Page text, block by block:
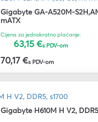
Gigabyte GA-A520M-
mATX
Cijena za jednokratno plaćanje:
63,15 €s PDV-om
70,17 €s PDV-om
Gigabyte H610M H V2,